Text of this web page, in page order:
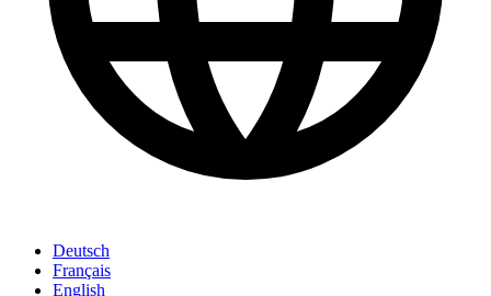
Deutsch
Français
English